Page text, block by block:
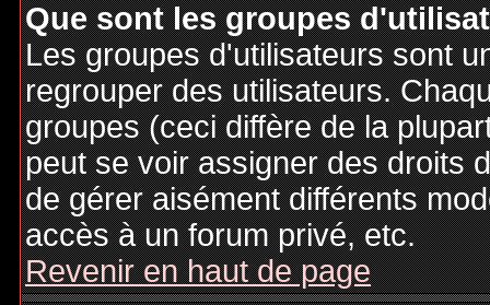
Que sont les groupes
Les groupes d'utilisateurs sont
regrouper des utilisateurs.
groupes (ceci diffère de la
peut se voir assigner des droits
de gérer aisément différents
accès à un forum privé, etc.
Revenir en haut de page